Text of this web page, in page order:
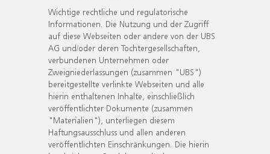
Wichtige rechtliche und regulatorische
Informationen. Die Nutzung und der Zugriff
auf diese Webseiten oder andere von der UBS
AG und/oder deren Tochtergesellschaften,
verbundenen Unternehmen oder
Zweigniederlassungen (zusammen "UBS")
bereitgestellte verlinkte Webseiten und alle
hierin enthaltenen Inhalte, einschließlich
veröffentlichter Dokumente (zusammen
"Materialien"), unterliegen diesem
Haftungsausschluss und allen anderen
veröffentlichten Einschränkungen. Die hierin